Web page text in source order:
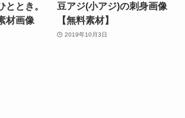
ととき。
材画像
豆アジ(小アジ)の刺身画像
【無料素材】
2019年10月3日